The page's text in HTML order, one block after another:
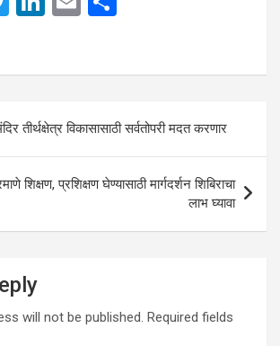
n
तीर्थक्षेत्र विकासासाठी सर्वतोपरी मदत करणार
शिक्षण, प्रशिक्षण घेण्यासाठी मार्गदर्शन शिबिराचा
लाभ घ्यावा
will not be published. Required fields